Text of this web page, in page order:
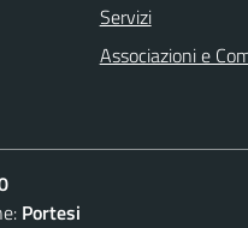
Servizi
Associazioni e
Portesi